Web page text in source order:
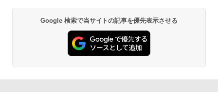
Google 検索で当サイトの記事を優先表示させる